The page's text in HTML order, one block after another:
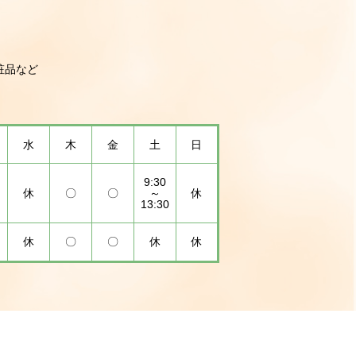
品など
水 木 金 土 日
休 〇 〇
9:30
～
13:30
休
休 〇 〇 休 休